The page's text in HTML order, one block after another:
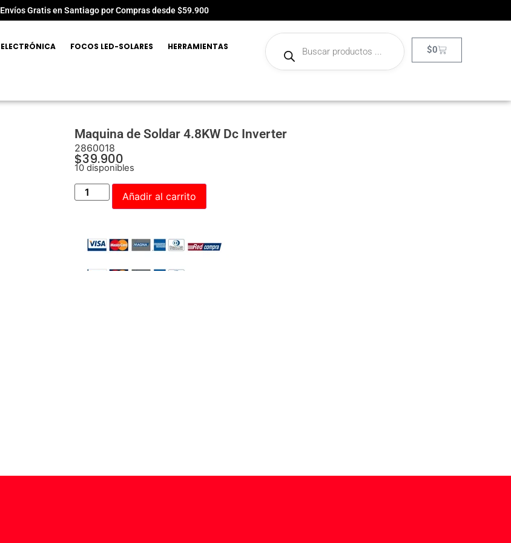
Envíos Gratis en Santiago por Compras desde $59.900
ELECTRÓNICA FOCOS LED-SOLARES HERRAMIENTAS $0
Maquina de Soldar 4.8KW Dc Inverter
2860018
$39.900
10 disponibles
Añadir al carrito